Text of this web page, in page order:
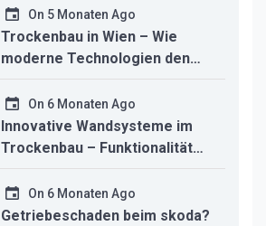
studio macht
On 5 Monaten Ago
Trockenbau in Wien – Wie
moderne Technologien den
Innenausbau revolutionieren
On 6 Monaten Ago
Innovative Wandsysteme im
Trockenbau – Funktionalität
trifft modernes Design
On 6 Monaten Ago
Getriebeschaden beim skoda?